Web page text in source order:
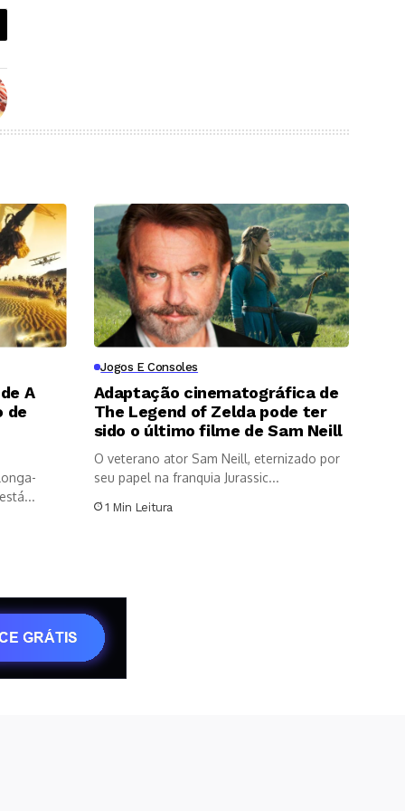
A
de
Jogos E Consoles
Adaptação cinematográfica de
The Legend of Zelda pode ter
sido o último filme de Sam Neill
O veterano ator Sam Neill, eternizado por
seu papel na franquia Jurassic...
1 Min Leitura